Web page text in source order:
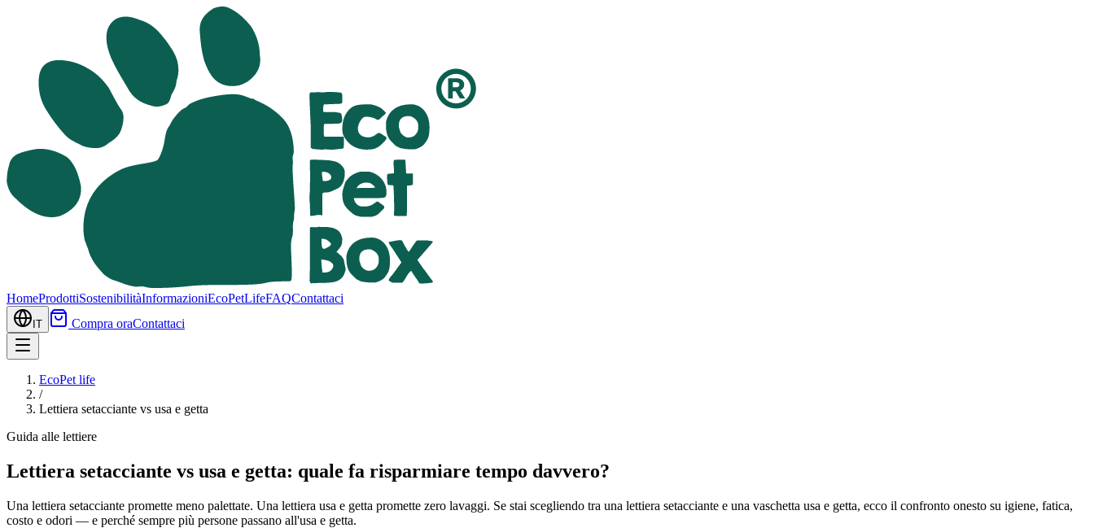
HomeProdottiSostenibilitàInformazioniEcoPetLifeFAQContattaci
IT Compra oraContattaci
EcoPet life
/
Lettiera setacciante vs usa e getta
Guida alle lettiere
Lettiera setacciante vs usa e getta: quale fa risparmiare tempo davvero?
Una lettiera setacciante promette meno palettate. Una lettiera usa e getta promette zero lavaggi. Se stai scegliendo tra una lettiera setacciante e una vaschetta usa e getta, ecco il confronto onesto su igiene, fatica,
costo e odori — e perché sempre più persone passano all'usa e getta.